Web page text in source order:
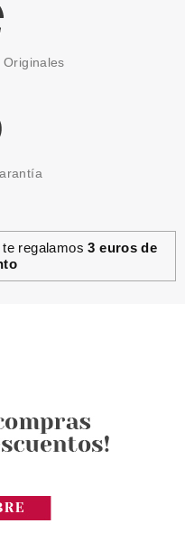
Originales
te regalamos3 euros de